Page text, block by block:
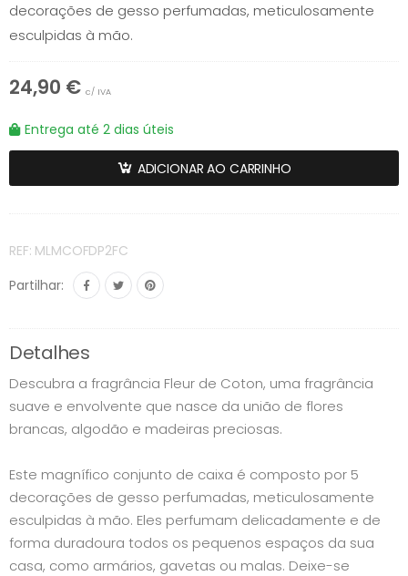
decorações de gesso perfumadas, meticulosamente
esculpidas à mão.
24,90 € c/ IVA
Entrega até 2 dias úteis
ADICIONAR AO CARRINHO
REF: MLMCOFDP2FC
Partilhar:
Detalhes
Descubra a fragrância Fleur de Coton, uma fragrância
suave e envolvente que nasce da união de flores
brancas, algodão e madeiras preciosas.
Este magnífico conjunto de caixa é composto por 5
decorações de gesso perfumadas, meticulosamente
esculpidas à mão. Eles perfumam delicadamente e de
forma duradoura todos os pequenos espaços da sua
casa, como armários, gavetas ou malas. Deixe-se